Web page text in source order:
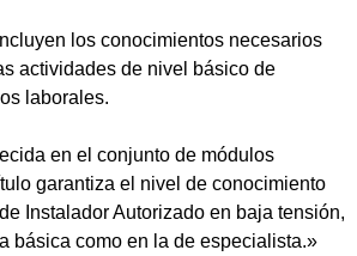
los conocimientos necesarios
actividades de nivel básico de
laborales.
en el conjunto de módulos
garantiza el nivel de conocimiento
Instalador Autorizado en baja tensión,
básica como en la de especialista.»